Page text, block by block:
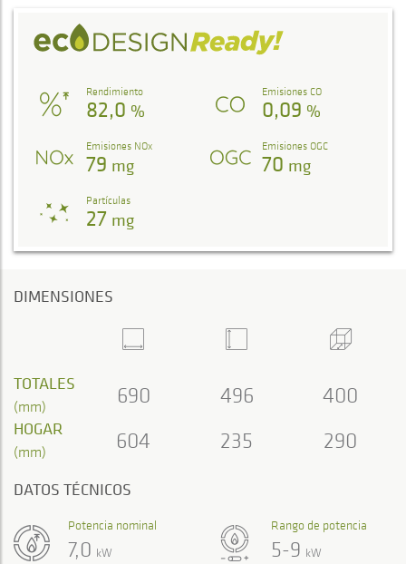
Rendimiento
82,0 %
Emisiones CO
0,09 %
Emisiones NOx
79 mg
Emisiones OGC
70 mg
Partículas
27 mg
DIMENSIONES
TOTALES
(mm) 690 496 400
HOGAR
(mm) 604 235 290
DATOS TÉCNICOS
Rango de potencia
5-9 kW
Potencia nominal
7,0 kW